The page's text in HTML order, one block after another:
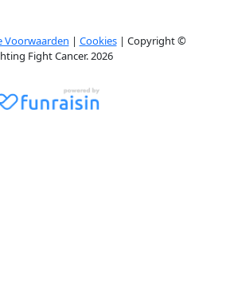
Voorwaarden | Cookies| Copyright ©
Fight Cancer. 2026